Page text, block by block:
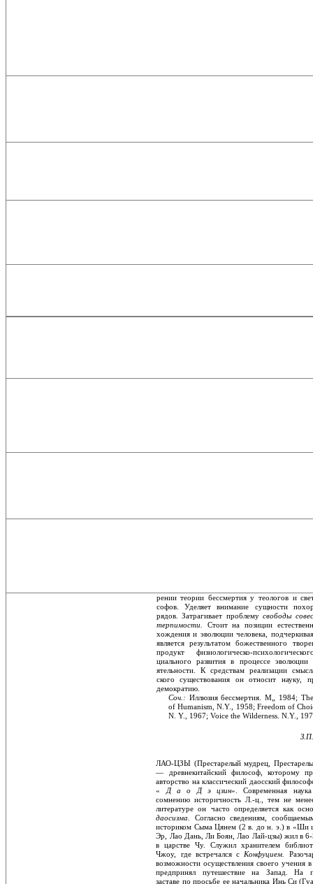
рении теории бессмертия у теологов и
софов. Уделяет внимание сущности
рядов. Затрагивает проблемусвободы
терпимости. Стоит на позиции
хождения и эволюции человека,
является результатом божественного
продукт физиологическо-
циального развития в процессе
ятельности. К средствам реализации
ского существования он относит науку,
демократию.
Соч.: Иллюзия бессмертия. М„ 1984;
of Humanism, N.Y., 1958; Freedom of
N. Y., 1967; Voice the Wilderness. N.Y.,
ЛАО-ЦЗЫ (Престарелый мудрец,
— древнекитайский философ, которому
авторство на классический даосский
« Д а о Д э цзин». Современная наука
сомнению историчность Л.-ц., тем не
литературе он часто определяется как
даосизма. Согласно сведениям,
историком Сыма Цянем (2 в. до н. э.) в «Ши
Эр, Лао Дань, Ли Боян, Лао Лай-цзы) жил в 6-
в царстве Чу. Служил хранителем
Чжоу, где встречался с Конфуцием.
возможности осуществления сво­его учения
предпринял путешествие на Запад. На
заставе по просьбе ее началь­ника Инь Си